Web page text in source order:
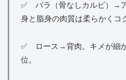
✅ バラ（骨なしカルビ）→
身と脂身の肉質は柔らかくコ
✅ ロース→背肉。キメが細
位。